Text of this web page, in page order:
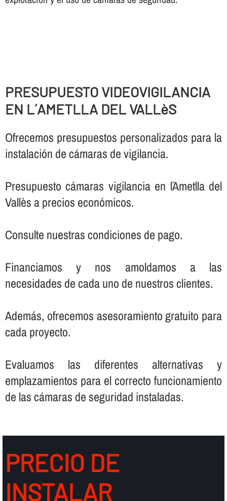
PRESUPUESTO VIDEOVIGILANCIA
EN L´AMETLLA DEL VALLèS
Ofrecemos presupuestos personalizados para la
instalación de cámaras de vigilancia.
Presupuesto cámaras vigilancia en l´Ametlla del
Vallès a precios económicos.
Consulte nuestras condiciones de pago.
Financiamos y nos amoldamos a las
necesidades de cada uno de nuestros clientes.
Además, ofrecemos asesoramiento gratuito para
cada proyecto.
Evaluamos las diferentes alternativas y
emplazamientos para el correcto funcionamiento
de las cámaras de seguridad instaladas.
PRECIO DE
INSTALAR